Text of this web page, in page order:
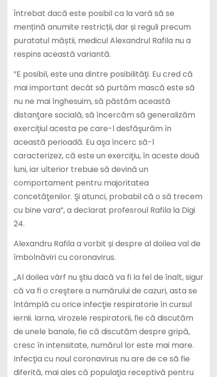
Întrebat dacă este posibil ca la vară să se
mențină anumite restricții, dar și reguli precum
puratatul măștii, medicul Alexandrul Rafila nu a
respins această variantă.
”E posibil, este una dintre posibilităţi. Eu cred că
mai important decât să purtăm mască este să
nu ne mai înghesuim, să păstăm această
distanţare socială, să încercăm să generalizăm
exerciţiul acesta pe care-l desfăşurăm în
această perioadă. Eu aşa încerc să-l
caracterizez, că este un exerciţiu, în aceste două
luni, iar ulterior trebuie să devină un
comportament pentru majoritatea
concetăţenilor. Şi atunci, probabil că o să trecem
cu bine vara”, a declarat profesroul Rafila la Digi
24.
Alexandru Rafila a vorbit și despre al doilea val de
îmbolnăviri cu coronavirus.
„Al doilea vârf nu ştiu dacă va fi la fel de înalt, sigur
că va fi o creştere a numărului de cazuri, asta se
întâmplă cu orice infecţie respiratorie în cursul
iernii. Iarna, virozele respiratorii, fie că discutăm
de unele banale, fie că discutăm despre gripă,
cresc în intensitate, numărul lor este mai mare.
Infecţia cu noul coronavirus nu are de ce să fie
diferită, mai ales că populaţia receptivă pentru